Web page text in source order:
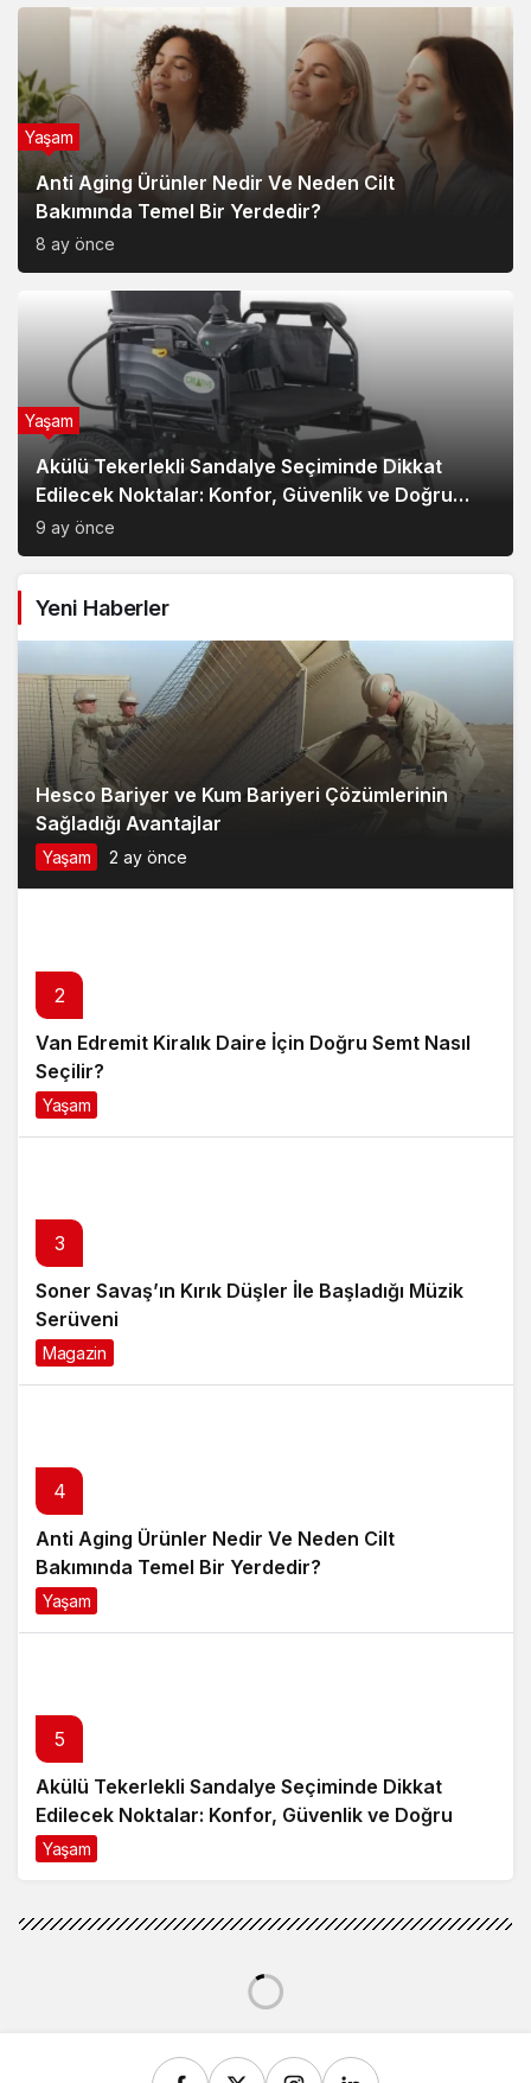
Anti Aging Ürünler Nedir Ve Neden Cilt
Bakımında Temel Bir Yerdedir?
8 ay önce
Yaşam
Akülü Tekerlekli Sandalye Seçiminde Dikkat
Edilecek Noktalar: Konfor, Güvenlik ve Doğru
Model Tercihi
9 ay önce
Yaşam
Yeni Haberler
Hesco Bariyer ve Kum Bariyeri Çözümlerinin
Sağladığı Avantajlar
Yaşam 2 ay önce
2
Van Edremit Kiralık Daire İçin Doğru Semt Nasıl
Seçilir?
Yaşam
3
Soner Savaş’ın Kırık Düşler İle Başladığı Müzik
Serüveni
Magazin
4
Anti Aging Ürünler Nedir Ve Neden Cilt
Bakımında Temel Bir Yerdedir?
Yaşam
5
Akülü Tekerlekli Sandalye Seçiminde Dikkat
Edilecek Noktalar: Konfor, Güvenlik ve Doğru
Model Tercihi
Yaşam